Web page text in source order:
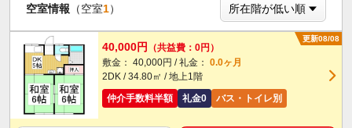
空室情報 （空室1）
更新08/08
40,000円
（共益費：0円）
敷金： 40,000円 / 礼金： 0.0ヶ月
2DK / 34.80㎡ / 地上1階
仲介手数料半額
礼金0 バス・トイレ別